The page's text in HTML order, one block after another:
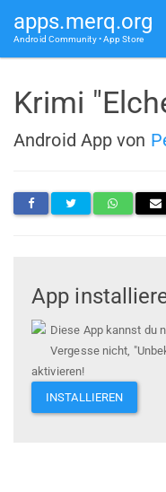
apps.merq.org
Android Community • App Store
Krimi
Android App von
App
Diese App kannst du
Vergesse nicht,
aktivieren!
INSTALLIEREN